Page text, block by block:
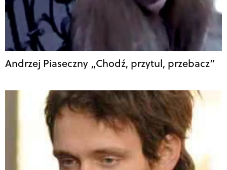
Andrzej Piaseczny „Chodź, przytul, przebacz”